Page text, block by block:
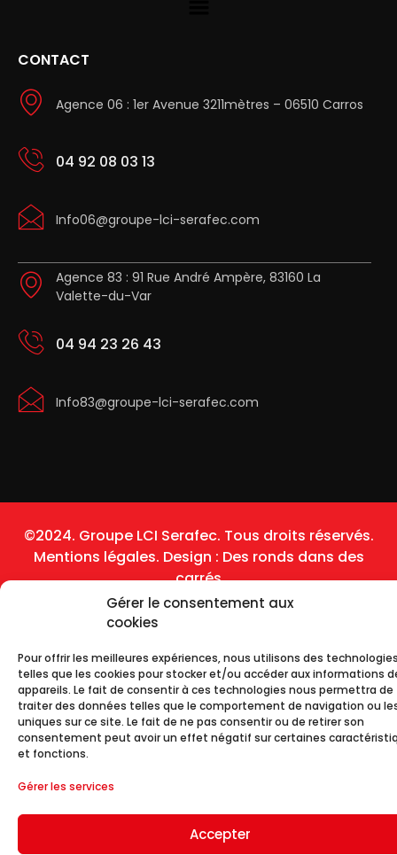
Gérer le consentement aux
cookies
Pour offrir les meilleures expériences, nous utilisons des
telles que les cookies pour stocker et/ou accéder aux informations
appareils. Le fait de consentir à ces technologies nous permettra de
traiter des données telles que le comportement de navigation ou
uniques sur ce site. Le fait de ne pas consentir ou de retirer son
consentement peut avoir un effet négatif sur certaines
et fonctions.
Gérer les services
Accepter
CONTACT
Agence 06 : 1er Avenue 3211mètres – 06510 Carros
04 92 08 03 13
Info06@groupe-lci-serafec.com
Agence 83 : 91 Rue André Ampère, 83160 La
Valette-du-Var
04 94 23 26 43
Info83@groupe-lci-serafec.com
©2024. Groupe LCI Serafec. Tous droits réservés.
Mentions légales. Design : Des ronds dans des
carrés